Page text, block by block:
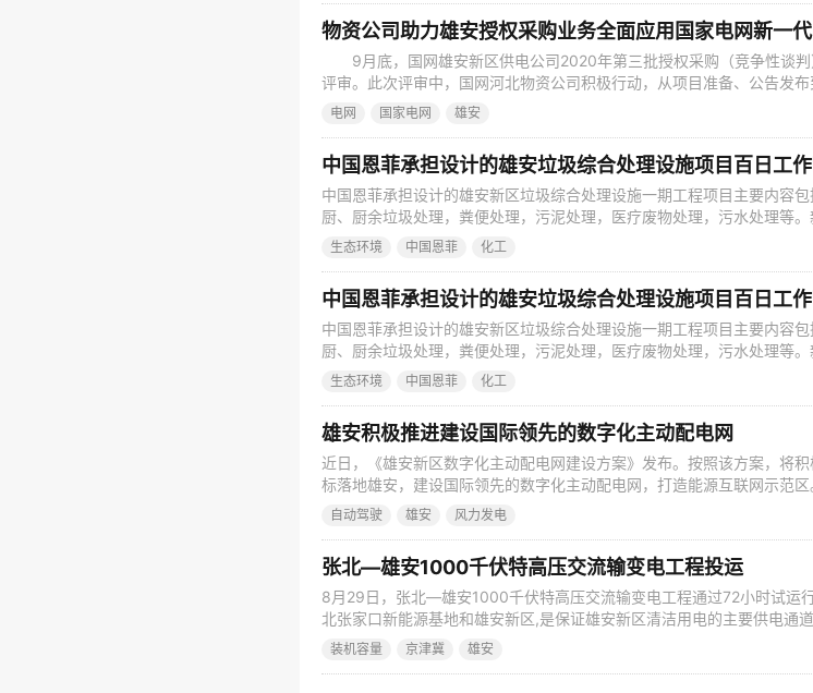
物资公司助力雄安授权采购业务全面应用国家电网新一
9月底，国网雄安新区供电公司2020年第三批授权采购（竞争性谈判
评审。此次评审中，国网河北物资公司积极行动，从项目准备、公告发
保障，确保了雄安公司首个全面应用国家电网公司新一代电子商务平台（
电网 国家电网 雄安
中国恩菲承担设计的雄安垃圾综合处理设施项目百日工
中国恩菲承担设计的雄安新区垃圾综合处理设施一期工程项目主要内容
厨、厨余垃圾处理，粪便处理，污泥处理，医疗废物处理，污水处理等
“去工业化无痕设计”理念，以“减量化、资源化、无害化”为原则，将实现
生态环境 中国恩菲 化工
中国恩菲承担设计的雄安垃圾综合处理设施项目百日工
中国恩菲承担设计的雄安新区垃圾综合处理设施一期工程项目主要内容
厨、厨余垃圾处理，粪便处理，污泥处理，医疗废物处理，污水处理等
“去工业化无痕设计”理念，以“减量化、资源化、无害化”为原则，将实现
生态环境 中国恩菲 化工
雄安积极推进建设国际领先的数字化主动配电网
近日，《雄安新区数字化主动配电网建设方案》发布。按照该方案，将
标落地雄安，建设国际领先的数字化主动配电网，打造能源互联网示范
网以输电、变电、配电和客户侧能源数据信息化为主线，实现信息互通共
自动驾驶 雄安 风力发电
张北—雄安1000千伏特高压交流输变电工程投运
8月29日，张北—雄安1000千伏特高压交流输变电工程通过72小时试运
北张家口新能源基地和雄安新区,是保证雄安新区清洁用电的主要供电通
工程是国家电网有限公司贯彻“四个革命、一个合作”能源安全新战略，服
装机容量 京津冀 雄安